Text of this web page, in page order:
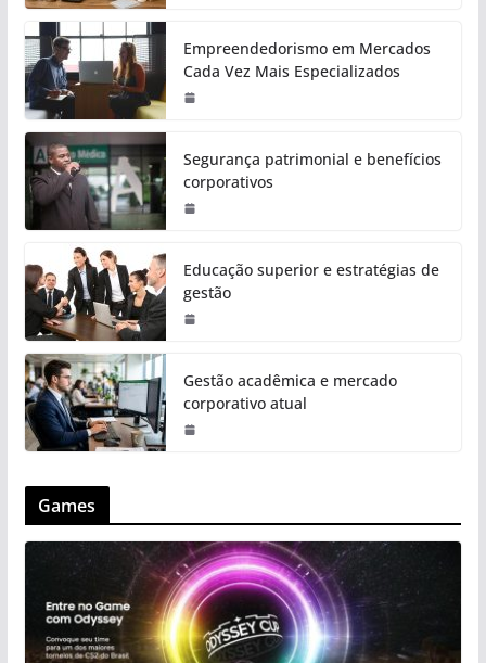
Empreendedorismo em Mercados
Cada Vez Mais Especializados
Segurança patrimonial e benefícios
corporativos
Educação superior e estratégias de
gestão
Gestão acadêmica e mercado
corporativo atual
Games